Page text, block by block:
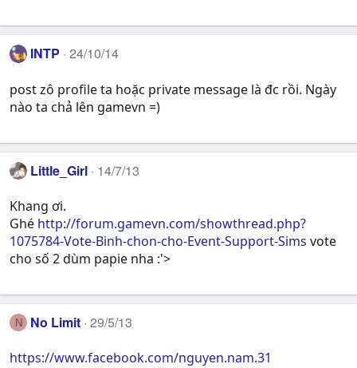
INTP 24/10/14
post zô profile ta hoặc private message là đc rồi. Ngày
nào ta chả lên gamevn =)
Little_Girl 14/7/13
Khang ơi.
Ghé http://forum.gamevn.com/showthread.php?
1075784-Vote-Binh-chon-cho-Event-Support-Sims vote
cho số 2 dùm papie nha :'>
N No Limit 29/5/13
https://www.facebook.com/nguyen.nam.31